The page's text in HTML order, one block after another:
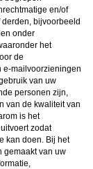
en/of
derden, bijvoorbeeld
onder
het
de
e-mailvoorzieningen
van uw
personen zijn,
van de kwaliteit van
is het
zodat
kan doen. Bij het
gemaakt van uw